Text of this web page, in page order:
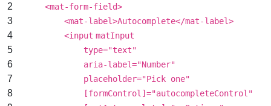
2
3
4
5
6
7
8
<mat-form-field>
<mat-label>Autocomplete</mat-label>
<input matInput
type="text"
aria-label="Number"
placeholder="Pick one"
[formControl]="autocompleteControl"